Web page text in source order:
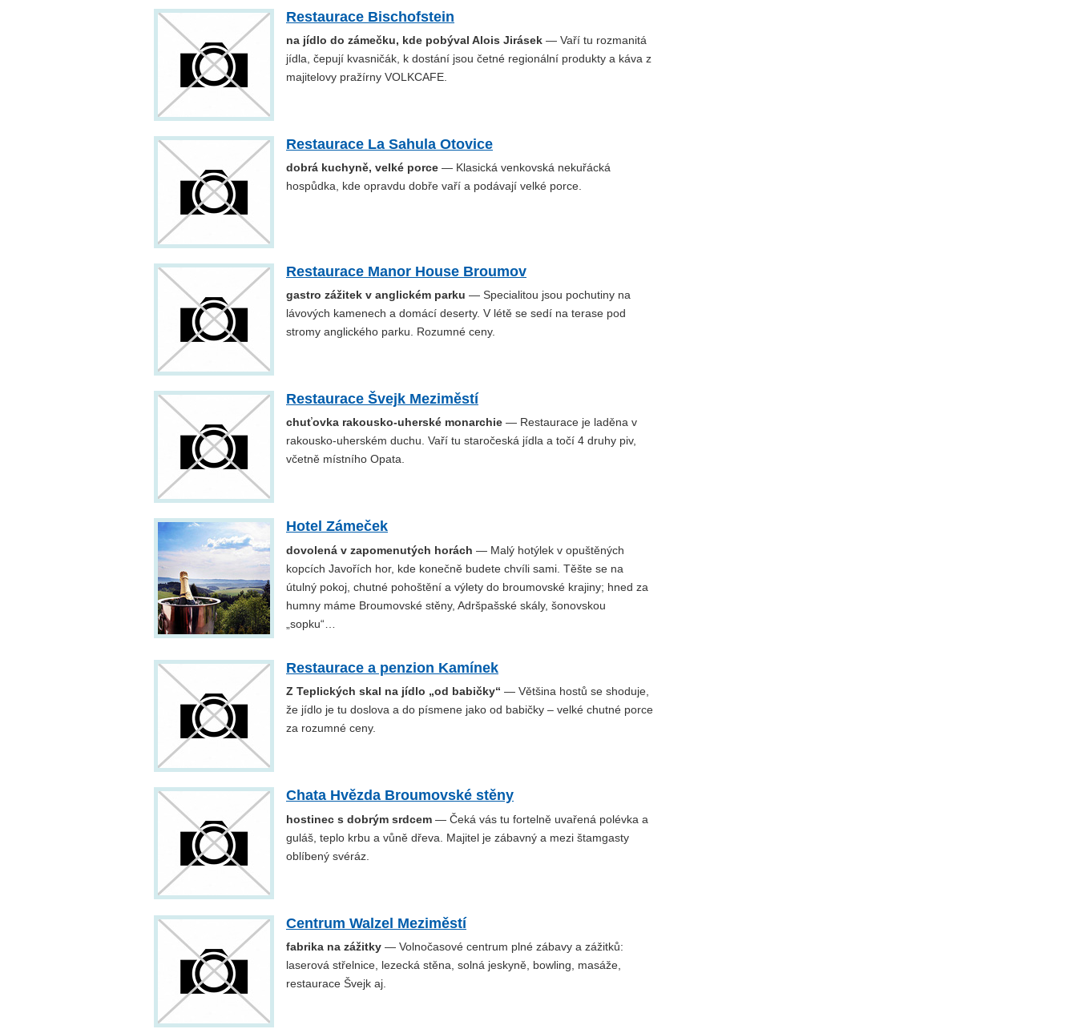
Restaurace Bischofstein
na jídlo do zámečku, kde pobýval Alois Jirásek — Vaří tu rozmanitá
jídla, čepují kvasničák, k dostání jsou četné regionální produkty a káva z
majitelovy pražírny VOLKCAFE.
Restaurace La Sahula Otovice
dobrá kuchyně, velké porce — Klasická venkovská nekuřácká
hospůdka, kde opravdu dobře vaří a podávají velké porce.
Restaurace Manor House Broumov
gastro zážitek v anglickém parku — Specialitou jsou pochutiny na
lávových kamenech a domácí deserty. V létě se sedí na terase pod
stromy anglického parku. Rozumné ceny.
Restaurace Švejk Meziměstí
chuťovka rakousko-uherské monarchie — Restaurace je laděna v
rakousko-uherském duchu. Vaří tu staročeská jídla a točí 4 druhy piv,
včetně místního Opata.
Hotel Zámeček
dovolená v zapomenutých horách — Malý hotýlek v opuštěných
kopcích Javořích hor, kde konečně budete chvíli sami. Těšte se na
útulný pokoj, chutné pohoštění a výlety do broumovské krajiny; hned za
humny máme Broumovské stěny, Adršpašské skály, šonovskou
„sopku“…
Restaurace a penzion Kamínek
Z Teplických skal na jídlo „od babičky“ — Většina hostů se shoduje,
že jídlo je tu doslova a do písmene jako od babičky – velké chutné porce
za rozumné ceny.
Chata Hvězda Broumovské stěny
hostinec s dobrým srdcem — Čeká vás tu fortelně uvařená polévka a
guláš, teplo krbu a vůně dřeva. Majitel je zábavný a mezi štamgasty
oblíbený svéráz.
Centrum Walzel Meziměstí
fabrika na zážitky — Volnočasové centrum plné zábavy a zážitků:
laserová střelnice, lezecká stěna, solná jeskyně, bowling, masáže,
restaurace Švejk aj.